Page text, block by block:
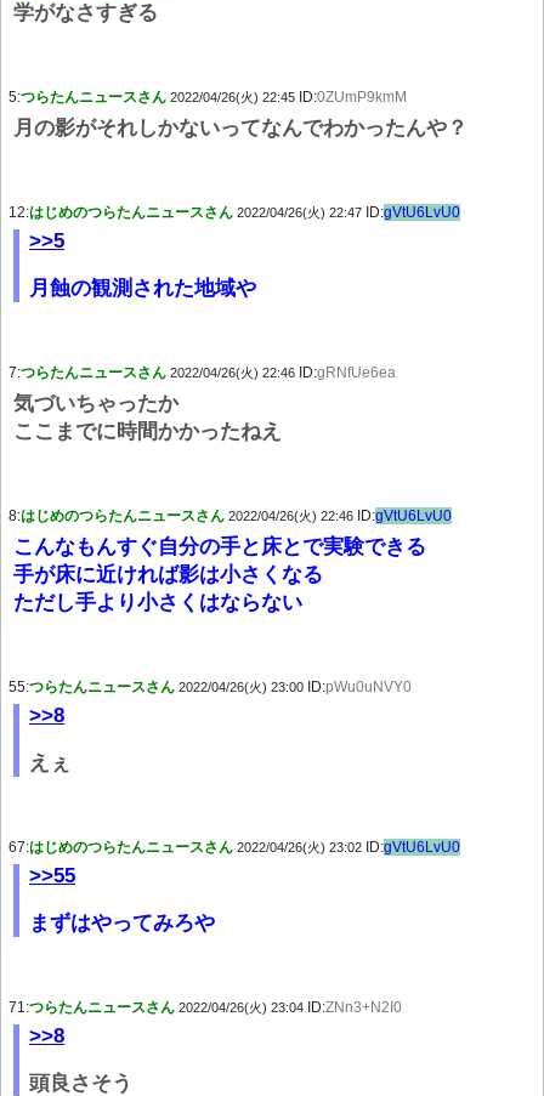
学がなさすぎる
5:つらたんニュースさん 2022/04/26(火) 22:45 ID:0ZUmP9kmM
月の影がそれしかないってなんでわかったんや？
12:はじめのつらたんニュースさん 2022/04/26(火) 22:47 ID:gVtU6LvU0
>>5
月蝕の観測された地域や
7:つらたんニュースさん 2022/04/26(火) 22:46 ID:gRNfUe6ea
気づいちゃったか
ここまでに時間かかったねえ
8:はじめのつらたんニュースさん 2022/04/26(火) 22:46 ID:gVtU6LvU0
こんなもんすぐ自分の手と床とで実験できる
手が床に近ければ影は小さくなる
ただし手より小さくはならない
55:つらたんニュースさん 2022/04/26(火) 23:00 ID:pWu0uNVY0
>>8
えぇ
67:はじめのつらたんニュースさん 2022/04/26(火) 23:02 ID:gVtU6LvU0
>>55
まずはやってみろや
71:つらたんニュースさん 2022/04/26(火) 23:04 ID:ZNn3+N2I0
>>8
頭良さそう